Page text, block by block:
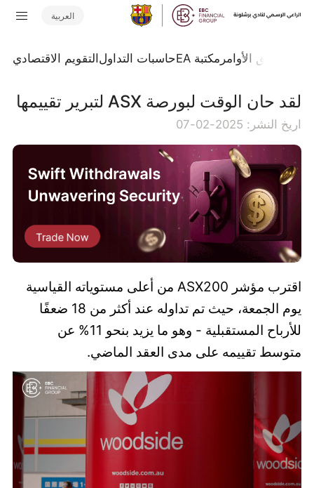
العربية
تدفق الأوامر مكتبة EA حاسبات التداولالتقويم الاقتصادي
لقد حان الوقت لبورصة ASX لتبرير تقييمها
اريخ النشر: 2025-02-07
اقترب مؤشر ASX200 من أعلى مستوياته القياسية
يوم الجمعة، حيث تم تداوله عند أكثر من 18 ضعفًا
للأرباح المستقبلية - وهو ما يزيد بنحو 11% عن
متوسط تقييمه على مدى العقد الماضي.